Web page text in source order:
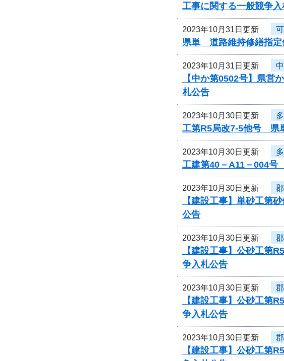
工事に関する一般競争
2023年10月31日更新
県単 道路維持修繕指定
2023年10月31日更新
【中か第0502号】県
札公告
2023年10月30日更新
工第R5局改7-5他号 県
2023年10月30日更新
工建第40－A11－004
2023年10月30日更新
【建設工事】単砂工第
公告
2023年10月30日更新
【建設工事】公砂工第
争入札公告
2023年10月30日更新
【建設工事】公砂工第
争入札公告
2023年10月30日更新
【建設工事】公砂工第